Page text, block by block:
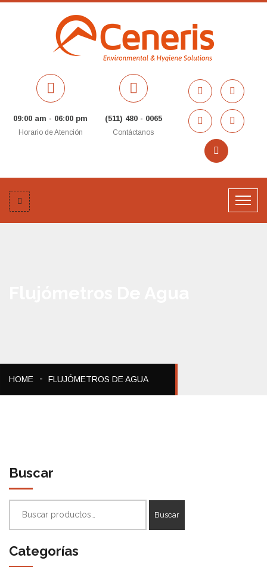
09:00 am - 06:00 pm
Horario de Atención
(511) 480 - 0065
Contáctanos
HOME FLUJÓMETROS DE AGUA
Buscar
por:
Buscar
Categorías